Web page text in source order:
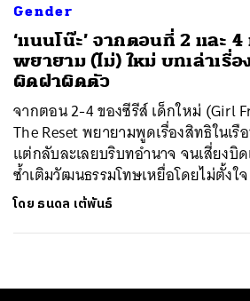
Gender
‘แนนโน๊ะ’ จากตอนที่ 2 และ
พยายาม (ไม่) ใหม่ บทเล่าเรื่
ผิดฝาผิดตัว
จากตอน 2-4 ของซีรีส์ เด็กใหม่ (Girl
The Reset พยายามพูดเรื่องสิทธิในเ
แต่กลับละเลยบริบทอำนาจ จนเสี่ยงบิ
ซ้ำเติมวัฒนธรรมโทษเหยื่อโดยไม่ตั้งใจ
โดย ธนดล เต้พันธ์